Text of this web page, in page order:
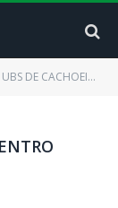
UBS DE CACHOEIRA DO PIRIA-centro